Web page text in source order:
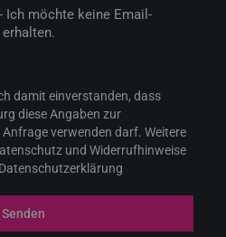
Ich möchte keine Email-
damit einverstanden, dass
diese Angaben zur
verwenden darf. Weitere
und Widerrufhinweise
Senden